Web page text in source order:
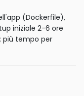
(Dockerfile),
iniziale 2-6 ore
più tempo per